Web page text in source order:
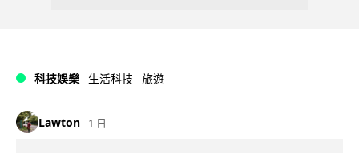
科技娛樂 生活科技 旅遊
Lawton 1 日